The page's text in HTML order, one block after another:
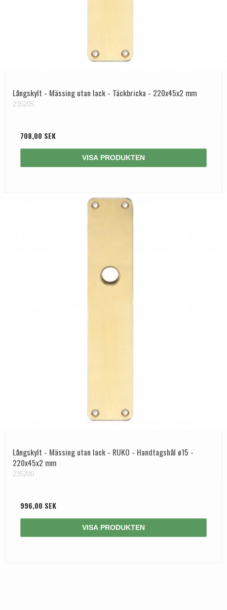
Långskylt - Mässing utan lack - Täckbricka - 220x45x2 mm
235205
708,00 SEK
VISA PRODUKTEN
Långskylt - Mässing utan lack - RUKO - Handtagshål ø15 -
220x45x2 mm
235200
996,00 SEK
VISA PRODUKTEN